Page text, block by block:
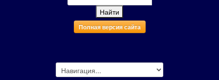
Полная версия сайта